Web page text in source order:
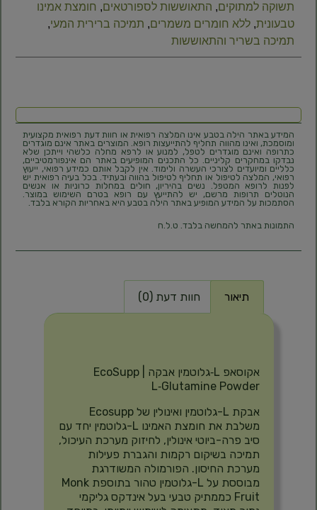
תשוקה למתוקים, התאוששות לספורטאים, חומצת אמינו
טבעונית, ללא חומרים משמרים, תמיכה ברירית המעי,
תמיכה בשריר והתאוששות
המידע באתר הילה בטבע אינו המלצה רפואית או חוות דעת רפואית מקצועית
ומוסמכת, ואינו מהווה תחליף להתייעצות רופא. המוצרים באתר אינם מוגדרים
כתרופה ואינם מוגדרים לטפל, למנוע או לרפא מחלה כלשהי וייתכן שלא
נבדקו במחקרים קליניים. כל התכנים המופיעים באתר הם אינפורמטיביים,
כלליים ומיועדים לצורכי העשרה ולימוד. אין לקבל אותם כמידע רפואי, ייעוץ
רפואי, המלצה לטיפול או תחליף לטיפול בהווה ובעתיד. בכל בעיה רפואית יש
לפנות לרופא המטפל. נשים בהיריון, חולים במחלות כרוניות או אנשים
הנוטלים תרופות מרשם, יש להתייעץ עם רופא בטרם השימוש במוצר.
הסתמכות על המידע המופיע באתר הילה בטבע היא באחריות הקורא בלבד.
התמונות באתר להמחשה בלבד. ט.ל.ח
תיאור חוות דעת (0)
אקוסאפ L‑גלוטמין אבקה | EcoSupp
L‑Glutamine Powder
אבקת L-גלוטמין ואינולין של Ecosupp
משלבת את חומצת האמינו L-גלוטמין יחד עם
סיב פרה-ביוטי אינולין, לחיזוק מערכת העיכול,
תמיכה בשיקום רקמות והגברת פעילות
מערכת החיסון. הפורמולה המשודרגת
מבוססת על L-גלוטמין טהור בתוספת Monk
Fruit כממתיק טבעי בעל אינדקס גליקמי